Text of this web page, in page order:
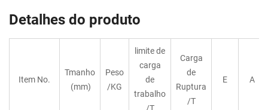
Detalhes do produto
Item No.
Tmanho
(mm)
Peso
/KG
limite de
carga
de
trabalho
Carga
de
Ruptura
/T
E A